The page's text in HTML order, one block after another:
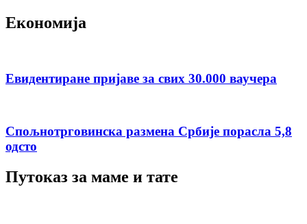
Економија
Евидентиране пријаве за свих 30.000 ваучера
Спољнотрговинска размена Србије порасла 5,8
одсто
Путоказ за маме и тате